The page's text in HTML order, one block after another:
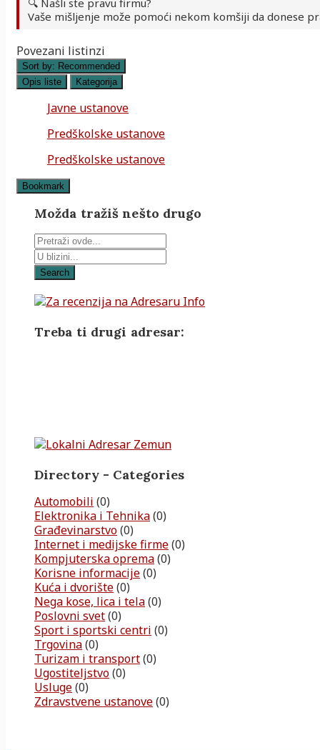
🔍 Našli ste pravu firmu?
Vaše mišljenje može pomoći nekom komšiji da donese
Povezani listinzi
Sort by: Recommended
Opis liste
Kategorija
Javne ustanove
Predškolske ustanove
Predškolske ustanove
Bookmark
Možda tražiš nešto drugo
Search
Treba ti drugi adresar:
Directory - Categories
Automobili (0)
Elektronika i Tehnika(0)
Građevinarstvo(0)
Internet i medijske firme(0)
Kompjuterska oprema(0)
Korisne informacije(0)
Kuća i dvorište(0)
Nega kose, lica i tela(0)
Poslovni svet(0)
Sport i sportski centri (0)
Trgovina(0)
Turizam i transport(0)
Ugostiteljstvo(0)
Usluge(0)
Zdravstvene ustanove(0)